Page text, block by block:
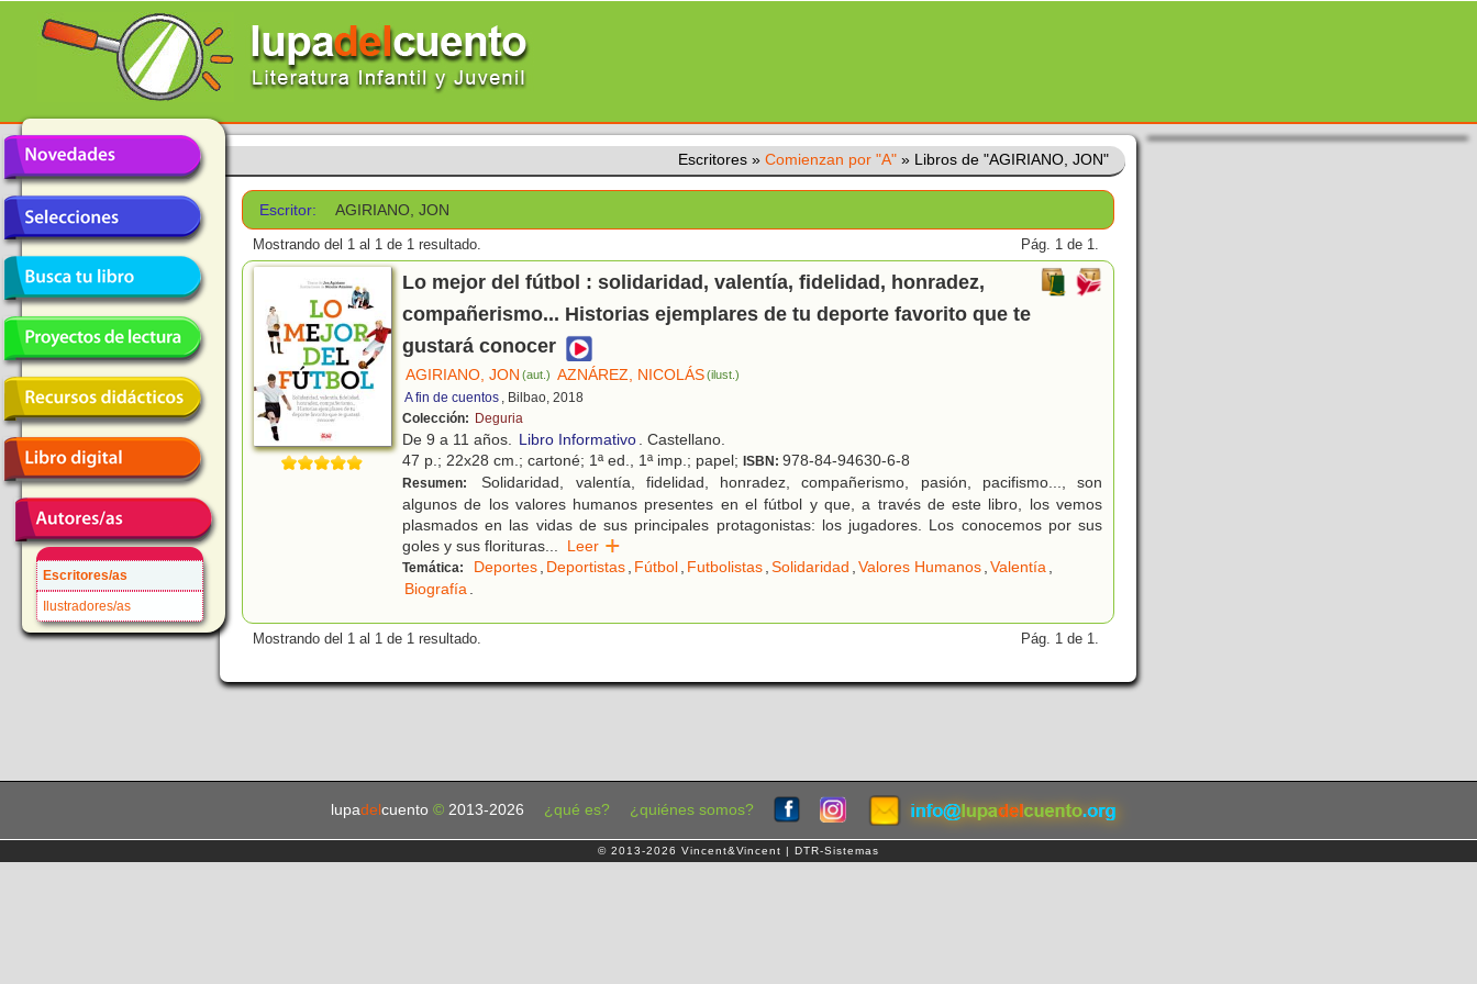
Escritores/as
Ilustradores/as
Escritores » Comienzan por "A" » Libros de "AGIRIANO, JON"
Escritor: AGIRIANO, JON
Mostrando del 1 al 1 de 1 resultado. Pág. 1 de 1.
Lo mejor del fútbol : solidaridad, valentía, fidelidad, honradez,
compañerismo... Historias ejemplares de tu deporte favorito que te
gustará conocer
AGIRIANO, JON (aut.) AZNÁREZ, NICOLÁS(ilust.)
A fin de cuentos , Bilbao, 2018
Colección: Deguria
De 9 a 11 años. Libro Informativo. Castellano.
47 p.; 22x28 cm.; cartoné; 1ª ed., 1ª imp.; papel; ISBN: 978-84-94630-6-8
Resumen:
Solidaridad, valentía, fidelidad, honradez, compañerismo, pasión, pacifismo..., son
algunos de los valores humanos presentes en el fútbol y que, a través de este libro, los vemos
plasmados en las vidas de sus principales protagonistas: los jugadores. Los conocemos por sus
goles y sus florituras... Leer
Temática: Deportes, Deportistas, Fútbol, Futbolistas,Solidaridad ,Valores Humanos,Valentía,
Biografía.
Mostrando del 1 al 1 de 1 resultado. Pág. 1 de 1.
lupadel cuento © 2013-2026 ¿qué es? ¿quiénes somos?
© 2013-2026 Vincent&Vincent | DTR-Sistemas